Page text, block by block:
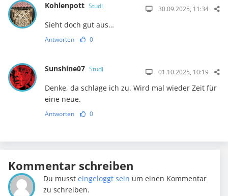
Kohlenpott Studi 30.09.2025, 11:34
Sieht doch gut aus…
Antworten 0
Sunshine07 Studi 01.10.2025, 10:19
Denke, da schlage ich zu. Wird mal wieder Zeit für
eine neue.
Antworten 0
Kommentar schreiben
Du mussteingeloggt sein um einen Kommentar
zu schreiben.